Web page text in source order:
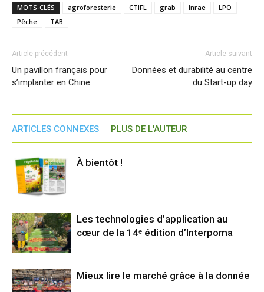
MOTS-CLÉS agroforesterie CTIFL grab Inrae
LPO
Pêche
TAB
Article précédent
Un pavillon français pour
s’implanter en Chine
Article suivant
Données et durabilité au centre
du Start-up day
ARTICLES CONNEXES PLUS DE L'AUTEUR
À bientôt !
Les technologies d’application au
cœur de la 14ᵉ édition d’Interpoma
Mieux lire le marché grâce à la donnée